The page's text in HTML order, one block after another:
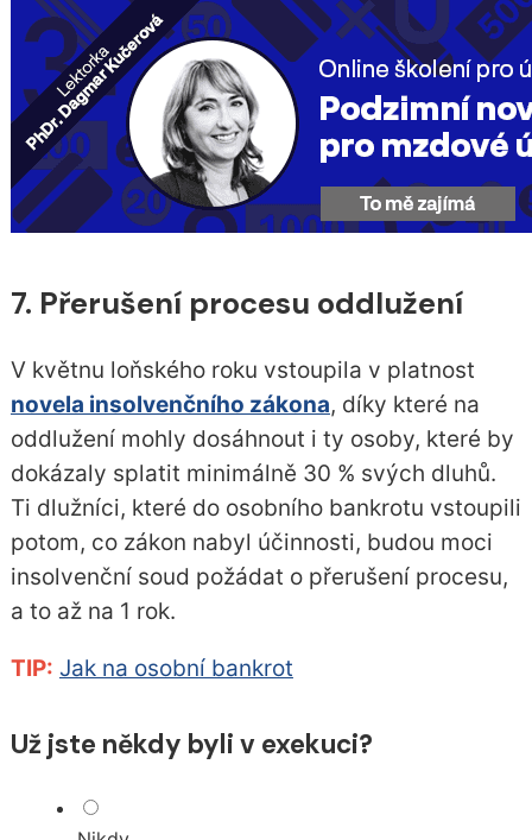
7. Přerušení procesu oddlužení
V květnu loňského roku vstoupila v platnost
novela insolvenčního zákona, díky které na
oddlužení mohly dosáhnout i ty osoby, které by
dokázaly splatit minimálně 30 % svých dluhů.
Ti dlužníci, které do osobního bankrotu vstoupili
potom, co zákon nabyl účinnosti, budou moci
insolvenční soud požádat o přerušení procesu,
a to až na 1 rok.
TIP: Jak na osobní bankrot
Už jste někdy byli v exekuci?